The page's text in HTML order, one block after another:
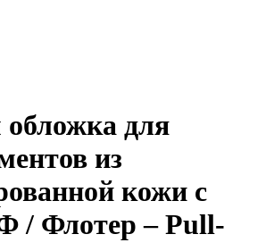
для
из
кожи с
/ Флотер – Pull-